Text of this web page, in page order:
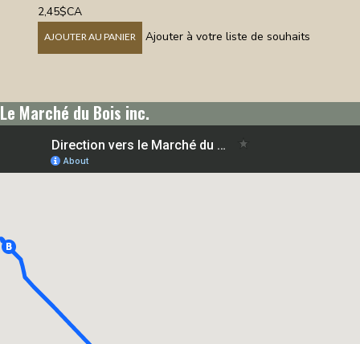
2,45$CA
AJOUTER AU PANIER Ajouter à votre liste de souhaits
Le Marché du Bois inc.